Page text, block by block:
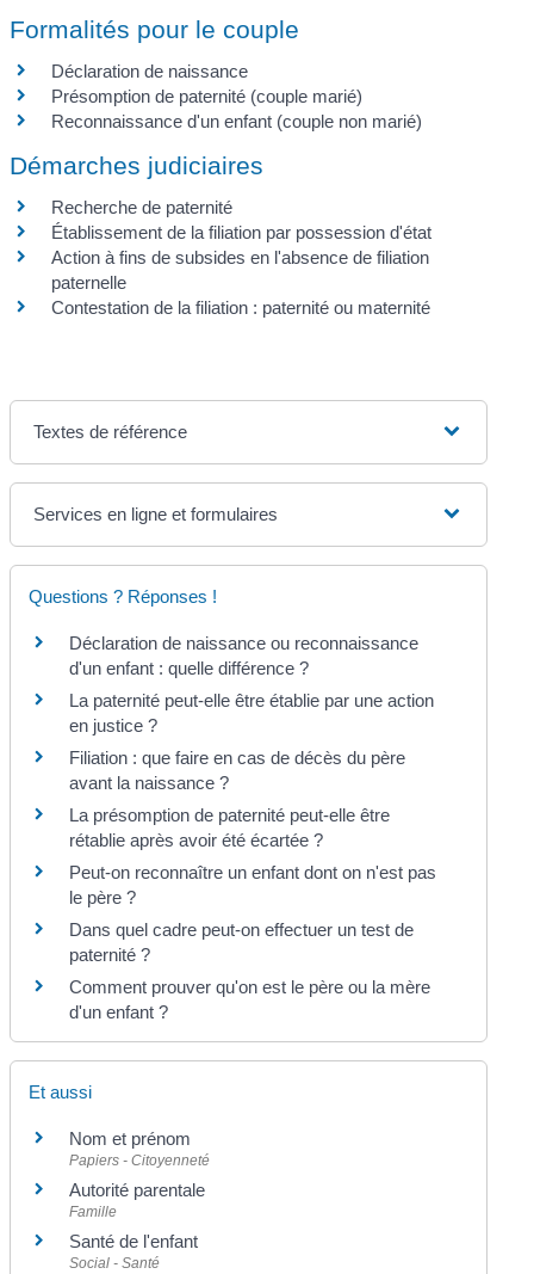
Formalités pour le couple
Déclaration de naissance
Présomption de paternité (couple marié)
Reconnaissance d'un enfant (couple non marié)
Démarches judiciaires
Recherche de paternité
Établissement de la filiation par possession d'état
Action à fins de subsides en l'absence de filiation
paternelle
Contestation de la filiation : paternité ou maternité
Textes de référence
Services en ligne et formulaires
Questions ? Réponses !
Déclaration de naissance ou reconnaissance
d'un enfant : quelle différence ?
La paternité peut-elle être établie par une action
en justice ?
Filiation : que faire en cas de décès du père
avant la naissance ?
La présomption de paternité peut-elle être
rétablie après avoir été écartée ?
Peut-on reconnaître un enfant dont on n'est pas
le père ?
Dans quel cadre peut-on effectuer un test de
paternité ?
Comment prouver qu'on est le père ou la mère
d'un enfant ?
Et aussi
Nom et prénom
Papiers - Citoyenneté
Autorité parentale
Famille
Santé de l'enfant
Social - Santé